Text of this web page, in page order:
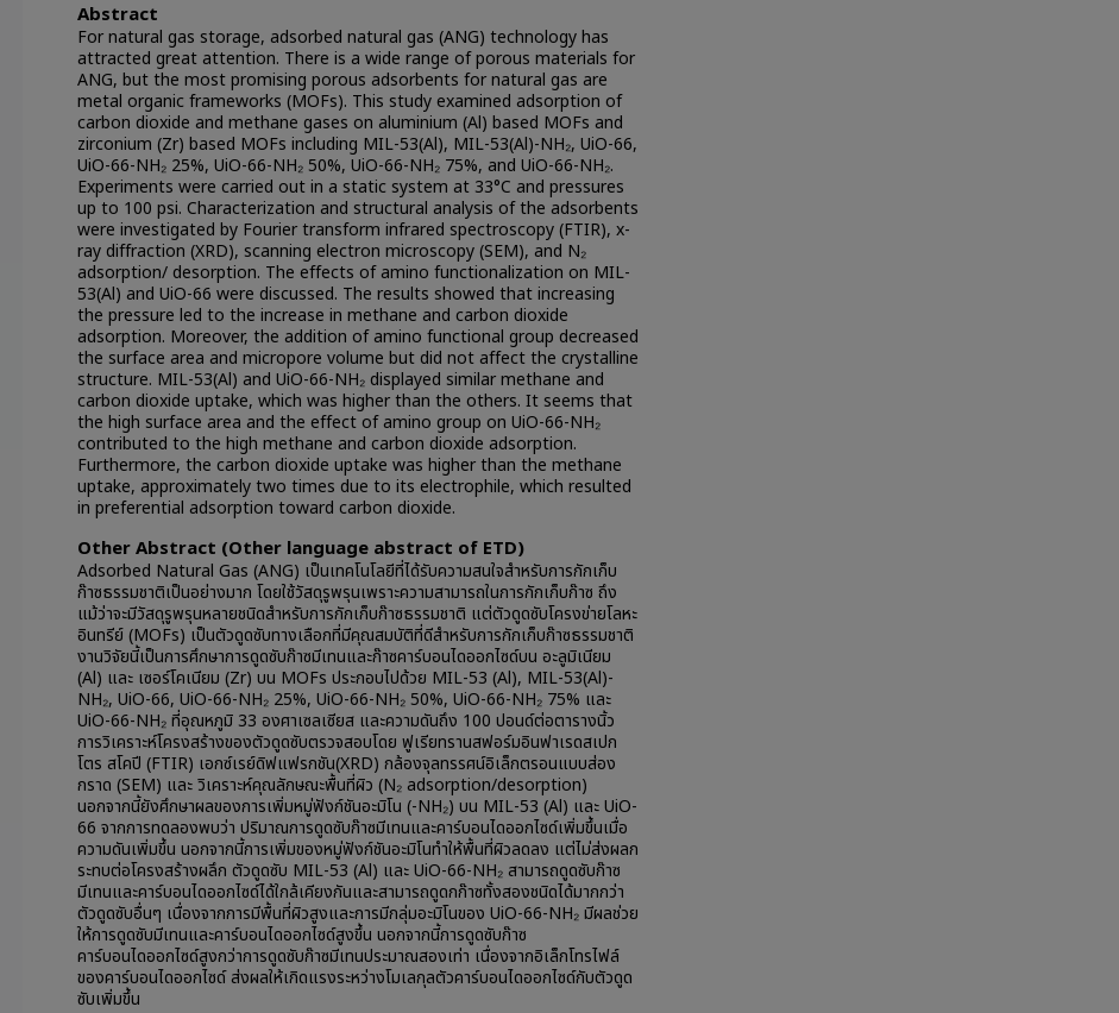
Abstract
For natural gas storage, adsorbed natural gas (ANG) technology has
attracted great attention. There is a wide range of porous materials for
ANG, but the most promising porous adsorbents for natural gas are
metal organic frameworks (MOFs). This study examined adsorption of
carbon dioxide and methane gases on aluminium (Al) based MOFs and
zirconium (Zr) based MOFs including MIL-53(Al), MIL-53(Al)-NH₂, UiO-66,
UiO-66-NH₂ 25%, UiO-66-NH₂ 50%, UiO-66-NH₂ 75%, and UiO-66-NH₂.
Experiments were carried out in a static system at 33°C and pressures
up to 100 psi. Characterization and structural analysis of the adsorbents
were investigated by Fourier transform infrared spectroscopy (FTIR), x-
ray diffraction (XRD), scanning electron microscopy (SEM), and N₂
adsorption/ desorption. The effects of amino functionalization on MIL-
53(Al) and UiO-66 were discussed. The results showed that increasing
the pressure led to the increase in methane and carbon dioxide
adsorption. Moreover, the addition of amino functional group decreased
the surface area and micropore volume but did not affect the crystalline
structure. MIL-53(Al) and UiO-66-NH₂ displayed similar methane and
carbon dioxide uptake, which was higher than the others. It seems that
the high surface area and the effect of amino group on UiO-66-NH₂
contributed to the high methane and carbon dioxide adsorption.
Furthermore, the carbon dioxide uptake was higher than the methane
uptake, approximately two times due to its electrophile, which resulted
in preferential adsorption toward carbon dioxide.
Other Abstract (Other language abstract of ETD)
Adsorbed Natural Gas (ANG) เป็นเทคโนโลยีที่ได้รับความสนใจสำหรับการกักเก็บ
ก๊าซธรรมชาติเป็นอย่างมาก โดยใช้วัสดุรูพรุนเพราะความสามารถในการกักเก็บก๊าซ ถึง
แม้ว่าจะมีวัสดุรูพรุนหลายชนิดสำหรับการกักเก็บก๊าซธรรมชาติ แต่ตัวดูดซับโครงข่ายโลหะ
อินทรีย์ (MOFs) เป็นตัวดูดซับทางเลือกที่มีคุณสมบัติที่ดีสำหรับการกักเก็บก๊าซธรรมชาติ
งานวิจัยนี้เป็นการศึกษาการดูดซับก๊าซมีเทนและก๊าซคาร์บอนไดออกไซด์บน อะลูมิเนียม
(Al) และ เซอร์โคเนียม (Zr) บน MOFs ประกอบไปด้วย MIL-53 (Al), MIL-53(Al)-
NH₂, UiO-66, UiO-66-NH₂ 25%, UiO-66-NH₂ 50%, UiO-66-NH₂ 75% และ
UiO-66-NH₂ ที่อุณหภูมิ 33 องศาเซลเซียส และความดันถึง 100 ปอนด์ต่อตารางนิ้ว
การวิเคราะห์โครงสร้างของตัวดูดซับตรวจสอบโดย ฟูเรียทรานสฟอร์มอินฟาเรดสเปก
โตร สโคปี (FTIR) เอกซ์เรย์ดิฟแฟรกชัน(XRD) กล้องจุลทรรศน์อิเล็กตรอนแบบส่อง
กราด (SEM) และ วิเคราะห์คุณลักษณะพื้นที่ผิว (N₂ adsorption/desorption)
นอกจากนี้ยังศึกษาผลของการเพิ่มหมู่ฟังก์ชันอะมิโน (-NH₂) บน MIL-53 (Al) และ UiO-
66 จากการทดลองพบว่า ปริมาณการดูดซับก๊าซมีเทนและคาร์บอนไดออกไซด์เพิ่มขึ้นเมื่อ
ความดันเพิ่มขึ้น นอกจากนี้การเพิ่มของหมู่ฟังก์ชันอะมิโนทำให้พื้นที่ผิวลดลง แต่ไม่ส่งผลก
ระทบต่อโครงสร้างผลึก ตัวดูดซับ MIL-53 (Al) และ UiO-66-NH₂ สามารถดูดซับก๊าซ
มีเทนและคาร์บอนไดออกไซด์ได้ใกล้เคียงกันและสามารถดูดกก๊าซทั้งสองชนิดได้มากกว่า
ตัวดูดซับอื่นๆ เนื่องจากการมีพื้นที่ผิวสูงและการมีกลุ่มอะมิโนของ UiO-66-NH₂ มีผลช่วย
ให้การดูดซับมีเทนและคาร์บอนไดออกไซด์สูงขึ้น นอกจากนี้การดูดซับก๊าซ
คาร์บอนไดออกไซด์สูงกว่าการดูดซับก๊าซมีเทนประมาณสองเท่า เนื่องจากอิเล็กโทรไฟล์
ของคาร์บอนไดออกไซด์ ส่งผลให้เกิดแรงระหว่างโมเลกุลตัวคาร์บอนไดออกไซด์กับตัวดูด
ซับเพิ่มขึ้น